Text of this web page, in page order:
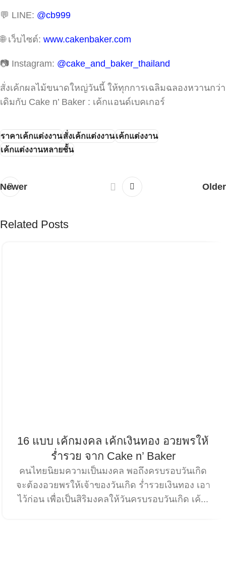
💬 LINE: @cb999
🌐 เว็บไซต์: www.cakenbaker.com
📷 Instagram: @cake_and_baker_thailand
สั่งเค้กผลไม้ขนาดใหญ่วันนี้ ให้ทุกการเฉลิมฉลองหวานกว่า
เดิมกับ Cake n’ Baker : เค้กแอนด์เบคเกอร์
ราคาเค้กแต่งงานสั่งเค้กแต่งงานเค้กแต่งงาน
เค้กแต่งงานหลายชั้น
Newer Older
Related Posts
16 แบบ เค้กมงคล เค้กเงินทอง อวยพรให้
ร่ำรวย จาก Cake n’ Baker
คนไทยนิยมความเป็นมงคล พอถึงครบรอบวันเกิด
จะต้องอวยพรให้เจ้าของวันเกิด ร่ำรวยเงินทอง เอา
ไว้ก่อน เพื่อเป็นสิริมงคลให้วันครบรอบวันเกิด เค้...